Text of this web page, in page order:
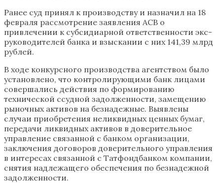
Ранее суд принял к производству и назначил на 18
февраля рассмотрение заявления АСВ о
привлечении к субсидиарной ответственности экс-
руководителей банка и взыскании с них 141,39 млрд
рублей.
В ходе конкурсного производства агентством было
установлено, что контролирующими банк лицами
совершались действия по формированию
технической ссудной задолженности, замещению
рыночных активов на безнадежные. Выявлены
случаи приобретения неликвидных ценных бумаг,
передачи ликвидных активов в доверительное
управление связанной с банком организации,
заключения договоров доверительного управления
в интересах связанной с Татфондбанком компании,
снятия надлежащего обеспечения по безнадежной
задолженности.